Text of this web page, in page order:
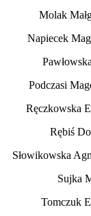
Molak
Napiecek
Podczasi
Ręczkowska
Rębiś
Słowikowska
Sujka
Tomczuk